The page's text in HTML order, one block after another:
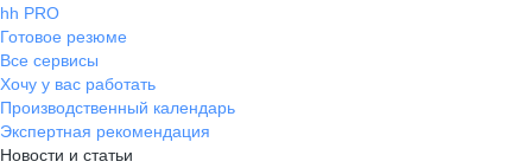
hh PRO
Готовое резюме
Все сервисы
Хочу у вас работать
Производственный календарь
Экспертная рекомендация
Новости и статьи